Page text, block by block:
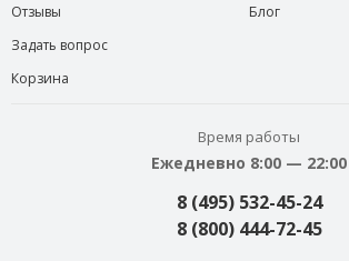
Отзывы
Задать вопрос
Корзина
Блог
Время работы
Ежедневно 8:00 — 22:00
8 (495) 532-45-24
8 (800) 444-72-45